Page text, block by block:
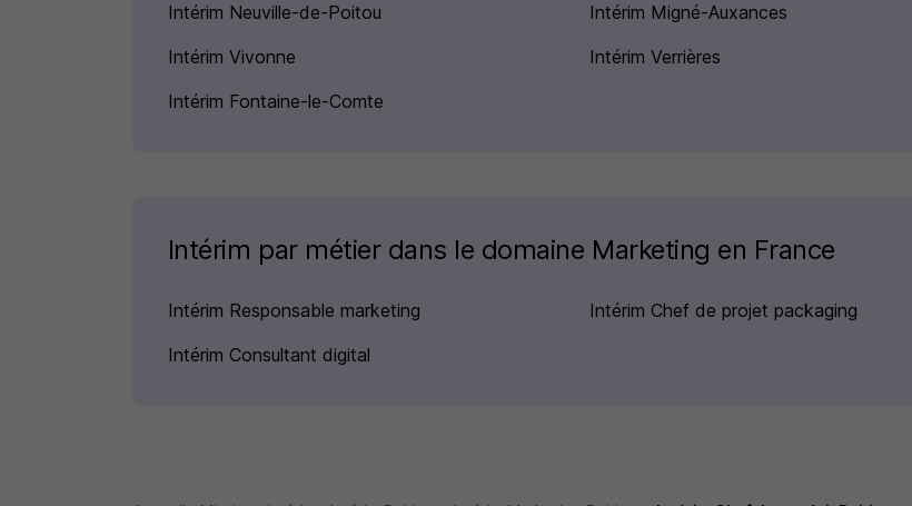
Intérim Neuville-de-Poitou
Intérim Migné-Auxances
Intérim Vivonne
Intérim Verrières
Intérim Fontaine-le-Comte
Intérim par métier dans le domaine Marketing en France
Intérim Responsable marketing Intérim Chef de projet packaging
Intérim Consultant digital